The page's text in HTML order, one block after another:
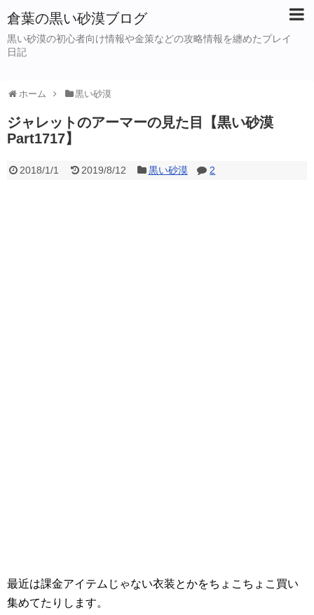
倉葉の黒い砂漠ブログ
黒い砂漠の初心者向け情報や金策などの攻略情報を纏めたプレイ
日記
ホーム 黒い砂漠
ジャレットのアーマーの見た目【黒い砂漠
Part1717】
2018/1/1 2019/8/12 黒い砂漠 2
最近は課金アイテムじゃない衣装とかをちょこちょこ買い
集めてたりします。